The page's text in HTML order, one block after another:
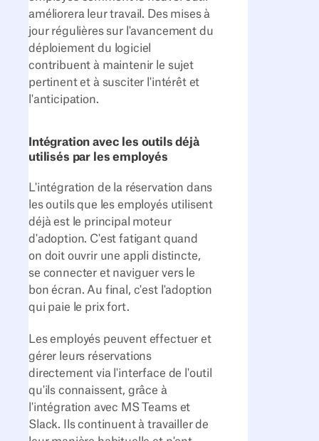
améliorera leur travail. Des mises à
jour régulières sur l'avancement du
déploiement du logiciel
contribuent à maintenir le sujet
pertinent et à susciter l'intérêt et
l'anticipation.
Intégration avec les outils déjà
utilisés par les employés
L'intégration de la réservation dans
les outils que les employés utilisent
déjà est le principal moteur
d'adoption. C'est fatigant quand
on doit ouvrir une appli distincte,
se connecter et naviguer vers le
bon écran. Au final, c'est l'adoption
qui paie le prix fort.
Les employés peuvent effectuer et
gérer leurs réservations
directement via l'interface de l'outil
qu'ils connaissent, grâce à
l'intégration avec MS Teams et
Slack. Ils continuent à travailler de